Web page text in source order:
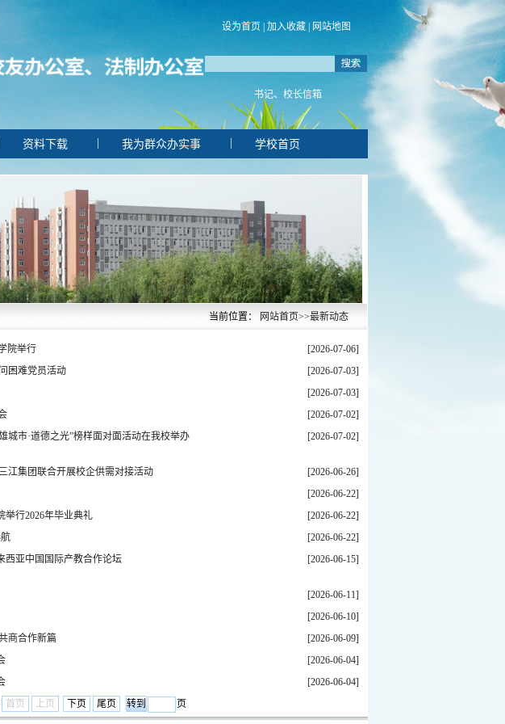
设为首页 加入收藏 网站地图
书记、校长信箱
资料下载 我为群众办实事 学校首页
当前位置： 网站首页>>最新动态
院举行
[2026-07-06]
困难党员活动
[2026-07-03]
[2026-07-03]
[2026-07-02]
市·道德之光”榜样面对面活动在我校举办 [2026-07-02]
集团联合开展校企供需对接活动
[2026-06-26]
[2026-06-22]
举行2026年毕业典礼
[2026-06-22]
[2026-06-22]
西亚中国国际产教合作论坛 [2026-06-15]
[2026-06-11]
[2026-06-10]
商合作新篇
[2026-06-09]
[2026-06-04]
[2026-06-04]
首页 上页 下页 尾页 页